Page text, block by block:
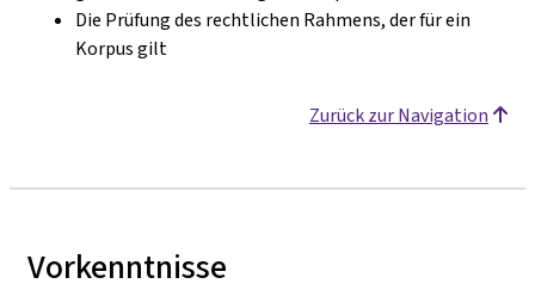
Die Prüfung des rechtlichen Rahmens, der für ein
Korpus gilt
Zurück zur Navigation
Vorkenntnisse